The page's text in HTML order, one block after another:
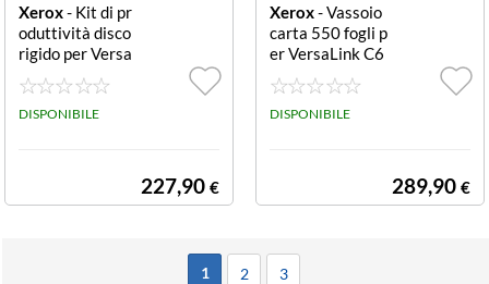
Xerox- Kit di pr
oduttività disco
rigido per Versa
Link Productivit
y Kit C620/C62
5/B415/B620
DISPONIBILE
227,90 €
Xerox- Vassoio
carta 550 fogli p
er VersaLink C6
25 550 Sheet Tr
ay C620/C625
DISPONIBILE
289,90 €
1 2 3